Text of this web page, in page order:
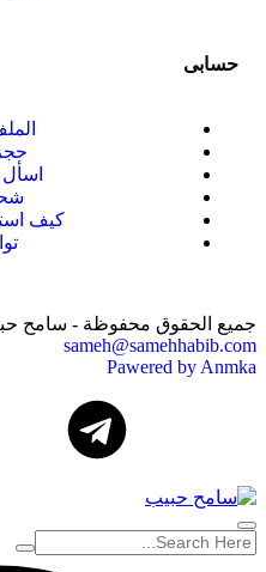
حسابى
كيف
جميع الحقوق محفوظة - سامح
sameh@samehhabib.com
Pawered by Anmka